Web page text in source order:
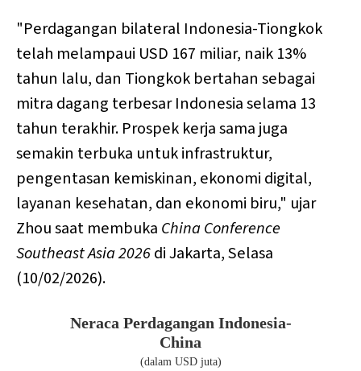
"Perdagangan bilateral Indonesia-Tiongkok
telah melampaui USD 167 miliar, naik 13%
tahun lalu, dan Tiongkok bertahan sebagai
mitra dagang terbesar Indonesia selama 13
tahun terakhir. Prospek kerja sama juga
semakin terbuka untuk infrastruktur,
pengentasan kemiskinan, ekonomi digital,
layanan kesehatan, dan ekonomi biru," ujar
Zhou saat membuka China Conference
Southeast Asia 2026di Jakarta, Selasa
(10/02/2026).